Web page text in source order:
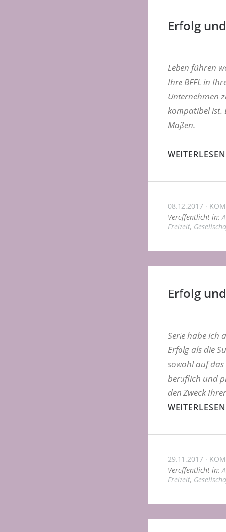
Erfolg
Leben führen
Ihre BFFL in
Unternehmen
kompatibel ist.
Maßen.
WEITERLESEN
08.12.2017
Veröffentlicht in:
Freizeit,
Erfolg
Serie habe ich
Erfolg als die
sowohl auf das
beruflich und
den Zweck
WEITERLESEN
29.11.2017
Veröffentlicht in:
Freizeit,